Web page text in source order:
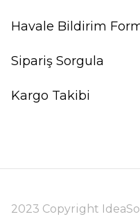
Havale Bildirim
Sipariş Sorgula
Kargo Takibi
2023 Copyright